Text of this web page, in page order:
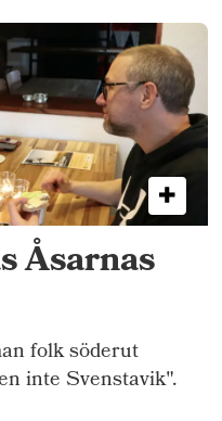
Åsarnas
folk söderut
inte Svenstavik".